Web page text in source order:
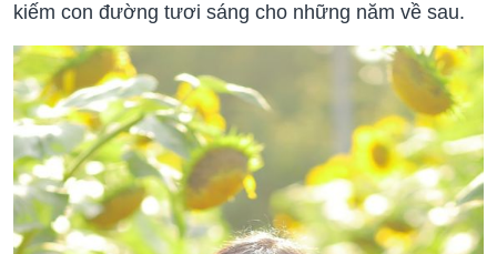
kiếm con đường tươi sáng cho những năm về sau.